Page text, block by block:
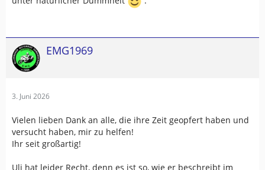
EMG1969
3. Juni 2026
Vielen lieben Dank an alle, die ihre Zeit geopfert haben und
versucht haben, mir zu helfen!
Ihr seit großartig!
Uli hat leider Recht, denn es ist so, wie er beschreibt im